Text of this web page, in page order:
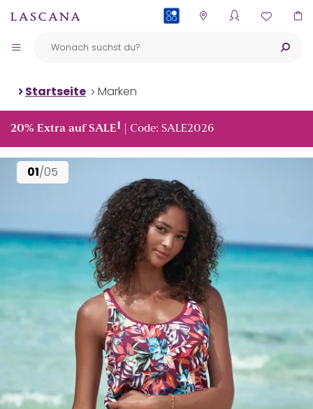
Startseite Marken
20% Extra auf SALE1 | Code: SALE2026
01/05